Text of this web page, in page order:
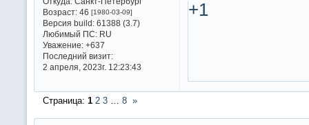
Возраст:46 [1980-03-09]
Версия build:61388 (3.7)
Любимый ПС:RU
Уважение: +637
Последний визит:
2 апреля, 2023г. 12:23:43
+1
Страница: 1 2 3 … 8 »